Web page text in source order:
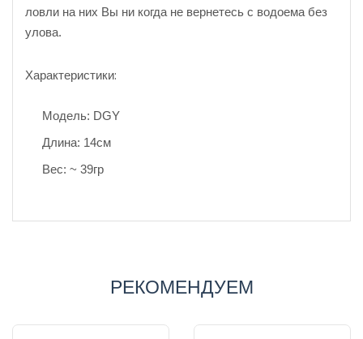
ловли на них Вы ни когда не вернетесь с водоема без
улова.
Характеристики:
Модель: DGY
Длина: 14см
Вес: ~ 39гр
РЕКОМЕНДУЕМ